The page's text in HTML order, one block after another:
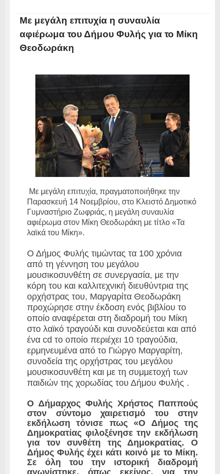
Με μεγάλη επιτυχία η συναυλία
αφιέρωμα του Δήμου Φυλής για το Μίκη
Θεοδωράκη
Με μεγάλη επιτυχία, πραγματοποιήθηκε την
Παρασκευή 14 Νοεμβρίου, στο Κλειστό Δημοτικό
Γυμναστήριο Ζωφριάς, η μεγάλη συναυλία
αφιέρωμα στον Μίκη Θεοδωράκη με τίτλο «Τα
λαϊκά του Μίκη».
Ο Δήμος Φυλής τιμώντας τα 100 χρόνια
από τη γέννηση του μεγάλου
μουσικοσυνθέτη σε συνεργασία, με την
κόρη του και καλλιτεχνική διευθύντρια της
ορχήστρας του, Μαργαρίτα Θεοδωράκη
προχώρησε στην έκδοση ενός βιβλίου το
οποίο αναφέρεται στη διαδρομή του Μίκη
στο λαϊκό τραγούδι και συνοδεύεται και από
ένα cd το οποίο περιέχει 10 τραγούδια,
ερμηνευμένα από το Γιώργο Μαργαρίτη,
συνοδεία της ορχήστρας του μεγάλου
μουσικοσυνθέτη και με τη συμμετοχή των
παιδιών της χορωδίας του Δήμου Φυλής .
Ο Δήμαρχος Φυλής Χρήστος Παππούς
στον σύντομο χαιρετισμό του στην
εκδήλωση τόνισε πως «Ο Δήμος της
Δημοκρατίας φιλοξένησε την εκδήλωση
για τον συνθέτη της Δημοκρατίας. Ο
Δήμος Φυλής έχει κάτι κοινό με το Μίκη.
Σε όλη του την ιστορική διαδρομή
αγωνίστηκε, όπως εκείνος, για την